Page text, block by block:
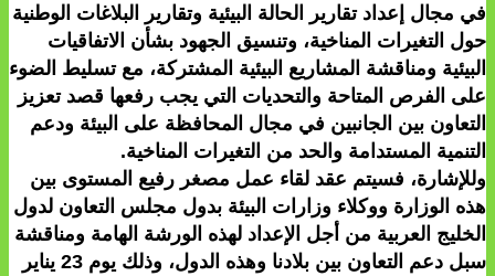
في مجال إعداد تقارير الحالة البيئية وتقارير البلاغات الوطنية
حول التغيرات المناخية، وتنسيق الجهود بشأن الاتفاقيات
البيئية ومناقشة المشاريع البيئية المشتركة، مع تسليط الضوء
على الفرص المتاحة والتحديات التي يجب رفعها قصد تعزيز
التعاون بين الجانبين في مجال المحافظة على البيئة ودعم
التنمية المستدامة والحد من التغيرات المناخية.
وللإشارة، فسيتم عقد لقاء عمل مصغر رفيع المستوى بين
هذه الوزارة ووكلاء وزارات البيئة بدول مجلس التعاون لدول
الخليج العربية من أجل الإعداد لهذه الورشة الهامة ومناقشة
سبل دعم التعاون بين بلادنا وهذه الدول، وذلك يوم 23 يناير